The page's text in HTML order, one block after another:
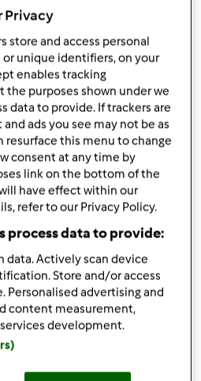
la ricetta
variante
lenta
pelati
Privacy
store and access personal
or unique identifiers, on your
enables tracking
purposes shown under we
data to provide. If trackers are
ads you see may not be as
resurface this menu to change
consent at any time by
link on the bottom of the
have effect within our
refer to our Privacy Policy.
process data to provide:
data. Actively scan device
Store and/or access
Personalised advertising and
content measurement,
development.